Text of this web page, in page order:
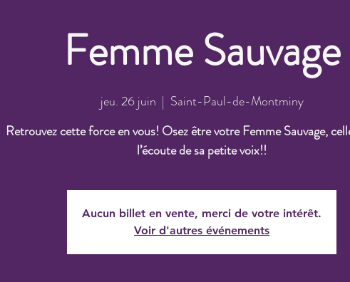
Femme Sauvage
jeu. 26 juin
  |
Saint-Paul-de-Montminy
Retrouvez cette force en vous! Osez être votre Femme Sauvage,
l’écoute de sa petite voix!!
Aucun billet en vente, merci de votre intérêt.
Voir d'autres événements